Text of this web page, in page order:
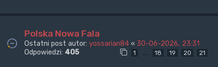
Polska Nowa Fala
Ostatni post autor: yossarian84 « 30-06-2026, 23:31
Odpowiedzi: 405 1 … 18 19 20 21